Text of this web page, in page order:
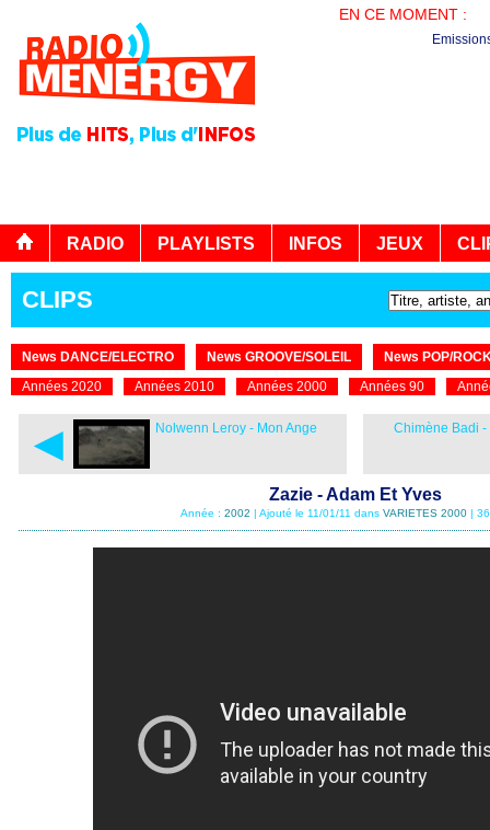
EN CE MOMENT :
RADIO PLAYLISTS INFOS JEUX
CLIPS
News DANCE/ELECTRO News GROOVE/SOLEIL
News POP/
Années 2020
Années 2010 Années 2000 Années 90
◄ Nolwenn Leroy - Mon Ange Chimène Badi -
Zazie - Adam Et Yves
Année : 2002 | Ajouté le 11/01/11 dans VARIETES 2000|